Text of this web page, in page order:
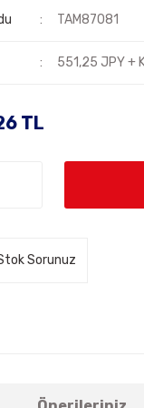
TAM87081
551,25 JPY +
TL
Sorunuz